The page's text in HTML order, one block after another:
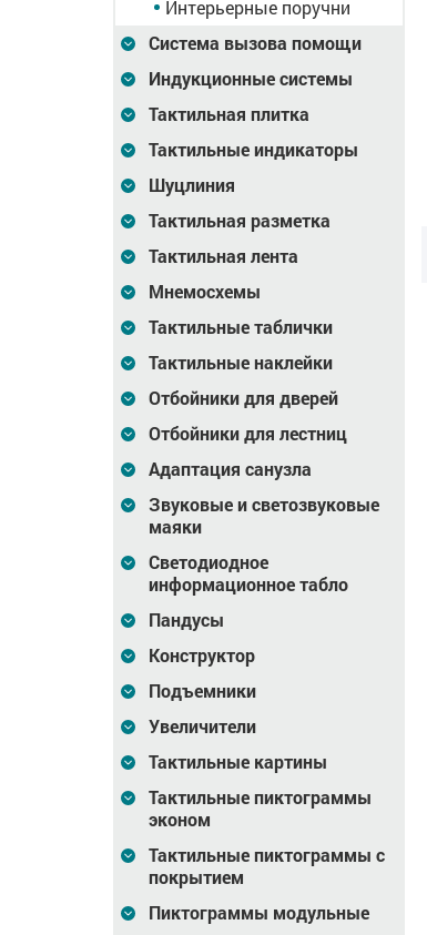
Интерьерные поручни
Система вызова помощи
Индукционные системы
Тактильная плитка
Тактильные индикаторы
Шуцлиния
Тактильная разметка
Тактильная лента
Мнемосхемы
Тактильные таблички
Тактильные наклейки
Отбойники для дверей
Отбойники для лестниц
Адаптация санузла
Звуковые и светозвуковые
маяки
Светодиодное
информационное табло
Пандусы
Конструктор
Подъемники
Увеличители
Тактильные картины
Тактильные пиктограммы
эконом
Тактильные пиктограммы с
покрытием
Пиктограммы модульные
Зеркало поворотное,
AISI 304, 400x600 мм
В корзину